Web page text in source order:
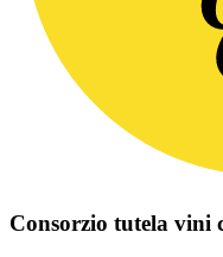
Consorzio tutela vini